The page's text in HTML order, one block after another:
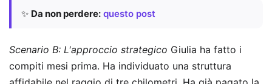
✨ Da non perdere: questo post
Scenario B: L'approccio strategico Giulia ha fatto i
compiti mesi prima. Ha individuato una struttura